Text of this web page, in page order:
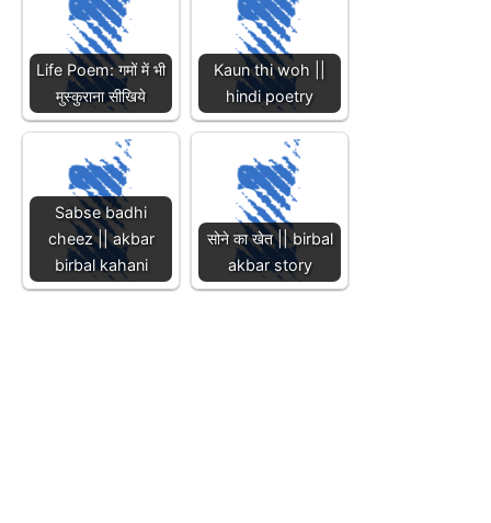
Life Poem: गमों में भी
मुस्कुराना सीखिये
Kaun thi woh ||
hindi poetry
Sabse badhi
cheez || akbar
birbal kahani
सोने का खेत || birbal
akbar story